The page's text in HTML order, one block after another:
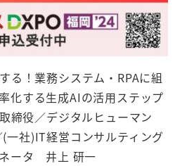
る！業務システム・RPAに組
化する生成AIの活用ステップ
締役／デジタルヒューマン
一社)IT経営コンサルティング
ータ 井上 研一